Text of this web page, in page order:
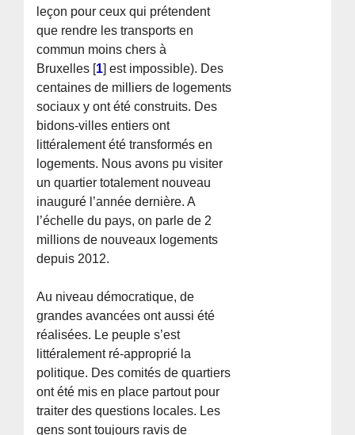
leçon pour ceux qui prétendent
que rendre les transports en
commun moins chers à
Bruxelles [1] est impossible). Des
centaines de milliers de logements
sociaux y ont été construits. Des
bidons-villes entiers ont
littéralement été transformés en
logements. Nous avons pu visiter
un quartier totalement nouveau
inauguré l’année dernière. A
l’échelle du pays, on parle de 2
millions de nouveaux logements
depuis 2012.
Au niveau démocratique, de
grandes avancées ont aussi été
réalisées. Le peuple s’est
littéralement ré-approprié la
politique. Des comités de quartiers
ont été mis en place partout pour
traiter des questions locales. Les
gens sont toujours ravis de